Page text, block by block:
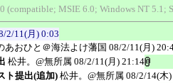
(compatible; MSIE 6.0; Windows NT 5.1;
2/11(月) 0:03
あおひと＠海法よけ藩国 08/2/11(月)
松井。@無所属 08/2/11(月) 21:14
ト提出(追加) 松井。@無所属 08/2/14(木